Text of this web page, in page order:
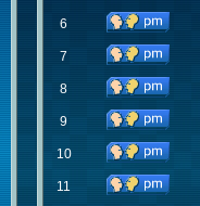
6
7
8
9
10
11